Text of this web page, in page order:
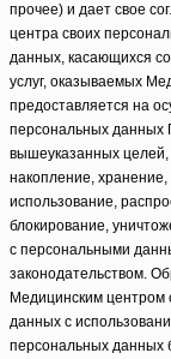
прочее) и дает свое
центра своих
данных, касающихся
услуг, оказываемых
предоставляется на
персональных данных
вышеуказанных целей,
накопление,
использование,
блокирование,
с персональными
законодательством.
Медицинским центром
данных с
персональных данных